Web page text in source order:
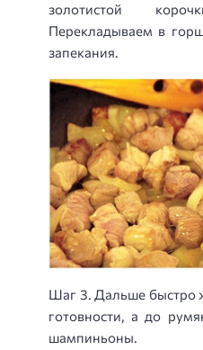
золотистой
Перекладываем в
запекания.
Шаг 3. Дальше быстро
готовности, а до
шампиньоны.